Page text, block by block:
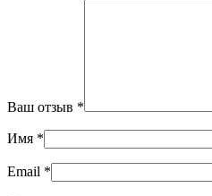
Ваш отзыв *
Имя *
Email *